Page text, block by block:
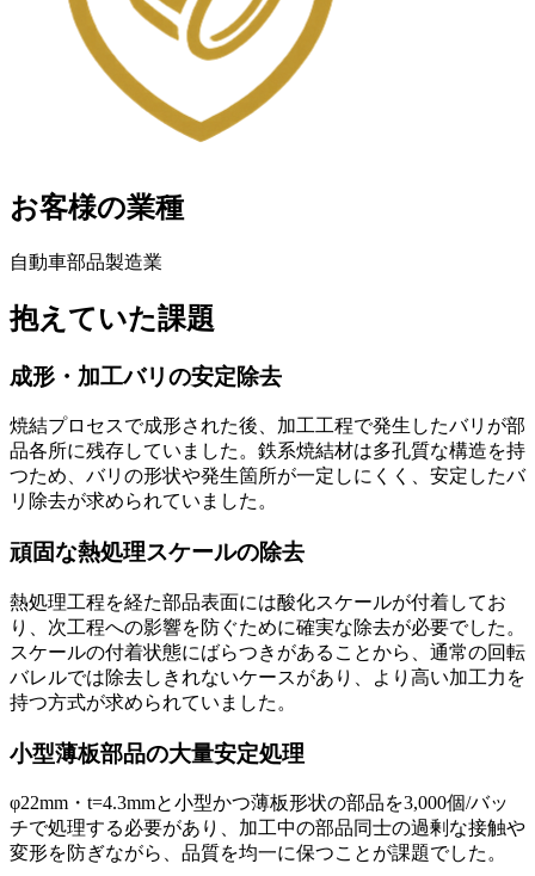
お客様の業種
自動車部品製造業
抱えていた課題
成形・加工バリの安定除去
焼結プロセスで成形された後、加工工程で発生したバリが部
品各所に残存していました。鉄系焼結材は多孔質な構造を持
つため、バリの形状や発生箇所が一定しにくく、安定したバ
リ除去が求められていました。
頑固な熱処理スケールの除去
熱処理工程を経た部品表面には酸化スケールが付着してお
り、次工程への影響を防ぐために確実な除去が必要でした。
スケールの付着状態にばらつきがあることから、通常の回転
バレルでは除去しきれないケースがあり、より高い加工力を
持つ方式が求められていました。
小型薄板部品の大量安定処理
φ22mm・t=4.3mmと小型かつ薄板形状の部品を3,000個/バッ
チで処理する必要があり、加工中の部品同士の過剰な接触や
変形を防ぎながら、品質を均一に保つことが課題でした。